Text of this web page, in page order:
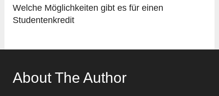
Welche Möglichkeiten gibt es für einen
Studentenkredit
About The Author